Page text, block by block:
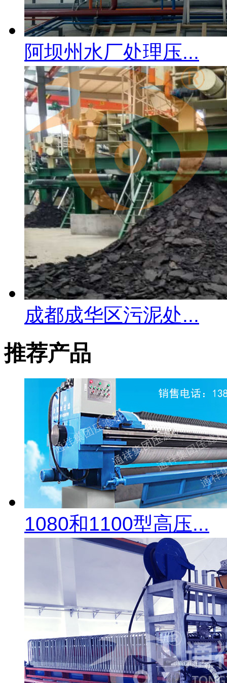
阿坝州水厂处理压...
成都成华区污泥处...
推荐产品
1080和1100型高压...